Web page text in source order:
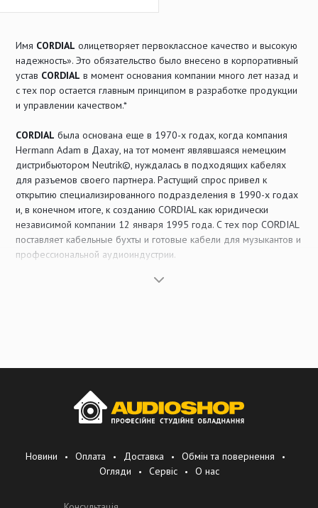
Имя CORDIAL олицетворяет первоклассное качество и высокую
надежность». Это обязательство было внесено в корпоративный
устав CORDIAL в момент основания компании много лет назад и
с тех пор остается главным принципом в разработке продукции
и управлении качеством.*
CORDIAL была основана еще в 1970-х годах, когда компания
Hermann Adam в Дахау, на тот момент являвшаяся немецким
дистрибьютором Neutrik©, нуждалась в подходящих кабелях
для разъемов своего партнера. Растущий спрос привел к
открытию специализированного подразделения в 1990-х годах
и, в конечном итоге, к созданию CORDIAL как юридически
независимой компании 12 января 1995 года. С тех пор CORDIAL
поставляет кабельные бухты и готовые кабели для музыкантов и
профессиональной аудиоиндустрии.
Ассортимент продукции ориентирован на потребности
уделяется высококачественным компонентам, таким как
разъемы и медь, которые надежно работают даже в самых
сложных условиях.
производителей кабелей для музыкального рынка и
продолжает придерживаться своих базовых принципов:
Новини Оплата Доставка
Обмін та повернення
Огляди
Сервіс О нас